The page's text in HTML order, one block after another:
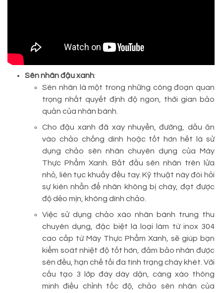
Sên nhân đậu xanh:
Sên nhân là một trong những công đoạn quan
trọng nhất quyết định độ ngon, thời gian bảo
quản của nhân bánh.
Cho đậu xanh đã xay nhuyễn, đường, dầu ăn
vào chảo chống dính hoặc tốt hơn hết là sử
dụng chảo sên nhân chuyên dụng của Máy
Thực Phẩm Xanh. Bắt đầu sên nhân trên lửa
nhỏ, liên tục khuấy đều tay. Kỹ thuật này đòi hỏi
sự kiên nhẫn để nhân không bị cháy, đạt được
độ dẻo mịn, không dính chảo.
Việc sử dụng chảo xào nhân bánh trung thu
chuyên dụng, đặc biệt là loại làm từ inox 304
cao cấp từ Máy Thực Phẩm Xanh, sẽ giúp bạn
kiểm soát nhiệt độ tốt hơn, đảm bảo nhân được
sên đều, hạn chế tối đa tình trạng cháy khét. Với
cấu tạo 3 lớp đáy dày dặn, càng xào thông
minh điều chỉnh tốc độ, chảo sên nhân của